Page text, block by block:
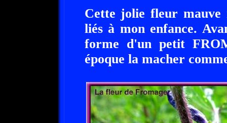
Cette jolie fleur mauve
liés à mon enfance.
forme d'un petit
époque la macher